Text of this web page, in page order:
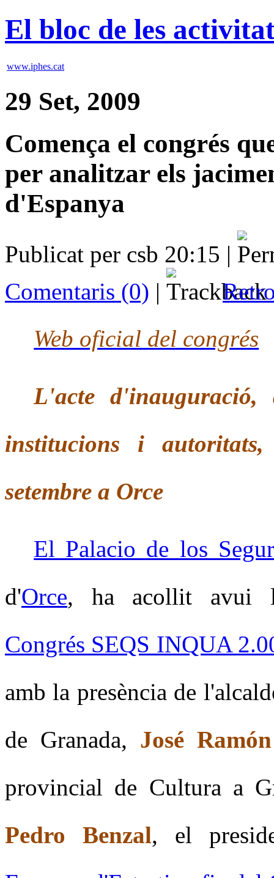
El bloc de les
www.iphes.cat
29 Set, 2009
Comença el congrés
per analitzar els
d'Espanya
Publicat per csb 20:15 |
Comentaris (0) |
Web oficial del congrés
L'acte d'inauguració,
institucions i
setembre a Orce
El Palacio de los
d'Orce, ha acollit avui
Congrés SEQS INQUA
amb la presència de
de Granada, José
provincial de Cultura a
Pedro Benzal, el